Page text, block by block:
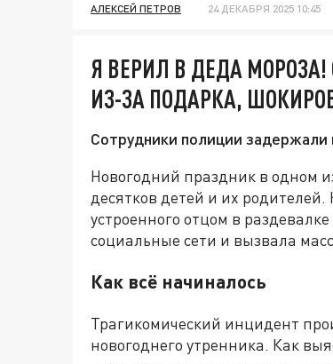
АЛЕКСЕЙ ПЕТРОВ 24 ДЕКАБРЯ 2025 10:45
Я ВЕРИЛ В ДЕДА МОРОЗА!
ИЗ-ЗА ПОДАРКА,
Сотрудники полиции задержали
Новогодний праздник в одном
десятков детей и их
устроенного отцом в
социальные сети и вызвала
Как всё начиналось
Трагикомический инцидент
новогоднего утренника. Как